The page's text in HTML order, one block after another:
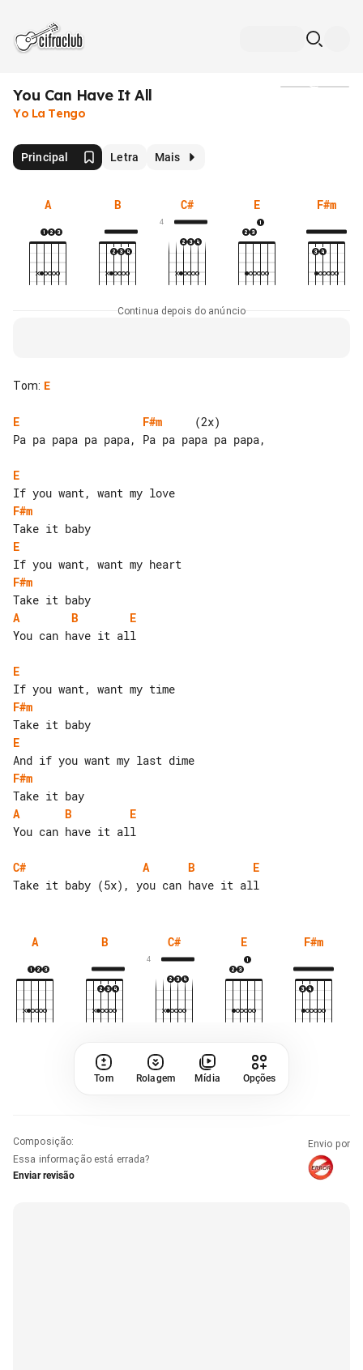
You Can Have It All
Yo La Tengo
Principal Letra Mais
A B C#
4
E F#m
Continua depois do anúncio
Tom: E
E F#m
     (2x)
Pa pa papa pa papa, Pa pa papa pa papa,
E
F#m
E
F#m
A
B
E
You can have it all
E
F#m
E
F#m
A
B
E
You can have it all
C# A B
E
A B C#
4
E F#m
Tom Rolagem Mídia Opções
Composição:
Essa informação está errada?
Enviar revisão
Envio por